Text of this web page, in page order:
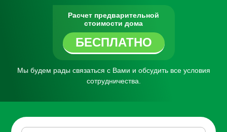
Расчет предварительной
стоимости дома
БЕСПЛАТНО
Мы будем рады связаться с Вами и обсудить все условия
сотрудничества.